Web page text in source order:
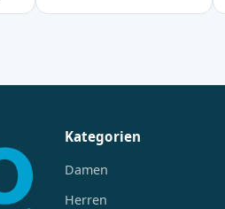
Kategorien
Damen
Herren